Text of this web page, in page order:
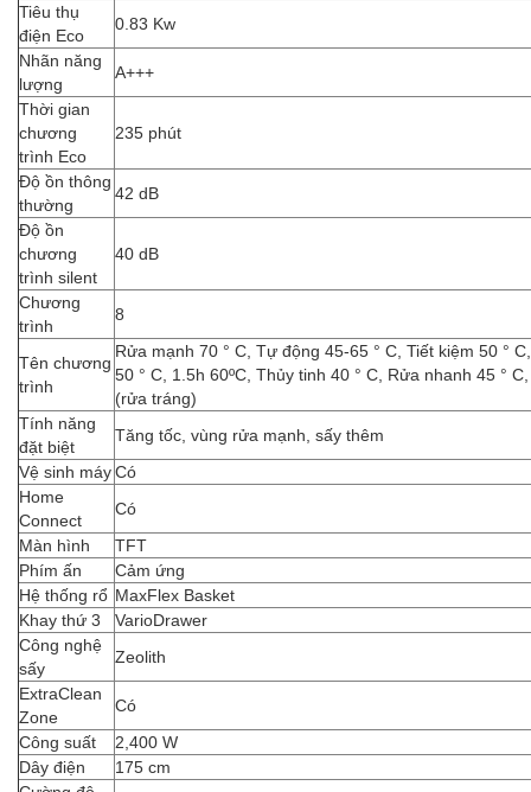
Tiêu thụ
điện Eco
0.83 Kw
Nhãn năng
lượng
A+++
Thời gian
chương
trình Eco
235 phút
Độ ồn thông
thường
42 dB
Độ ồn
chương
trình silent
40 dB
Chương
trình
8
Tên chương
trình
Rửa mạnh 70 ° C, Tự động 45-65 ° C, Tiết kiệm 50 °
50 ° C, 1.5h 60ºC, Thủy tinh 40 ° C, Rửa nhanh 45 °
(rửa tráng)
Tính năng
đặt biệt
Tăng tốc, vùng rửa mạnh, sấy thêm
Vệ sinh máyCó
Home
Connect
Có
Màn hình
TFT
Phím ấn
Cảm ứng
Hệ thống rổ MaxFlex Basket
Khay thứ 3
VarioDrawer
Công nghệ
sấy
Zeolith
ExtraClean
Zone
Có
Công suất
2,400 W
Dây điện
175 cm